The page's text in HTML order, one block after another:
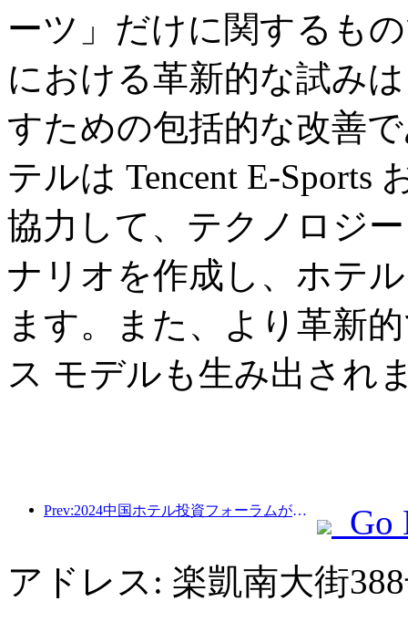
ーツ」だけに関するも
における革新的な試み
すための包括的な改善
テルは Tencent E-Sports
協力して、テクノロジ
ナリオを作成し、ホテ
ます。また、より革新
ス モデルも生み出され
Prev:2024中国ホテル投資フォーラムが北京で成功裏に開催
Go
アドレス: 楽凱南大街